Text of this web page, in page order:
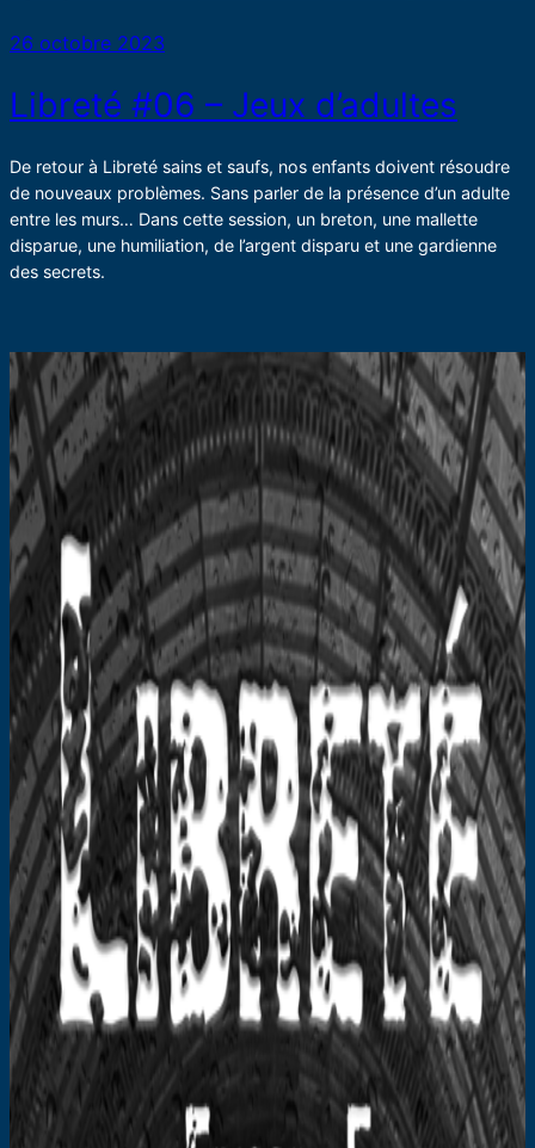
26 octobre 2023
Libreté #06 – Jeux d’adultes
De retour à Libreté sains et saufs, nos enfants doivent résoudre
de nouveaux problèmes. Sans parler de la présence d’un adulte
entre les murs… Dans cette session, un breton, une mallette
disparue, une humiliation, de l’argent disparu et une gardienne
des secrets.